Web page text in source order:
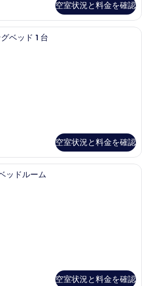
空室状況と料金を確認
プレミア スイート キングベッド 1
ベッド 1 台
空室状況と料金を確認
高級寝具、ピロートップベッド、ミ
ッドルーム
空室状況と料金を確認